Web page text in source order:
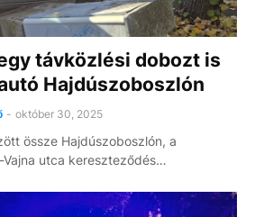
távközlési dobozt is
Hajdúszoboszlón
- október 30, 2025
össze Hajdúszoboszlón, a
Vajna utca kereszteződés…